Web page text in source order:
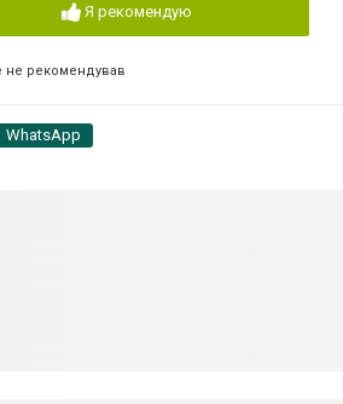
Я рекомендую
не рекомендував
WhatsApp